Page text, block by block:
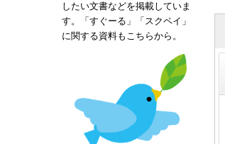
したい文書などを掲載していま
す。「すぐーる」「スクペイ」
に関する資料もこちらから。